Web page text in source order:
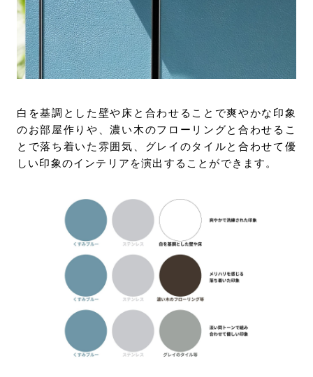
白を基調とした壁や床と合わせることで爽やかな印象
のお部屋作りや、濃い木のフローリングと合わせるこ
とで落ち着いた雰囲気、グレイのタイルと合わせて優
しい印象のインテリアを演出することができます。